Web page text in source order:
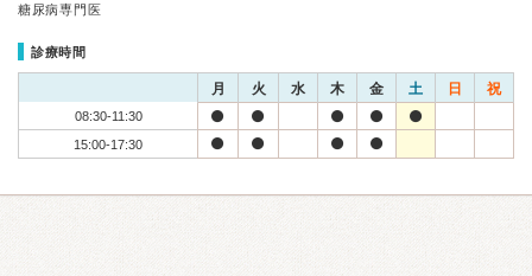
糖尿病専門医
診療時間
月 火 水 木 金 土 日 祝
08:30-11:30
15:00-17:30